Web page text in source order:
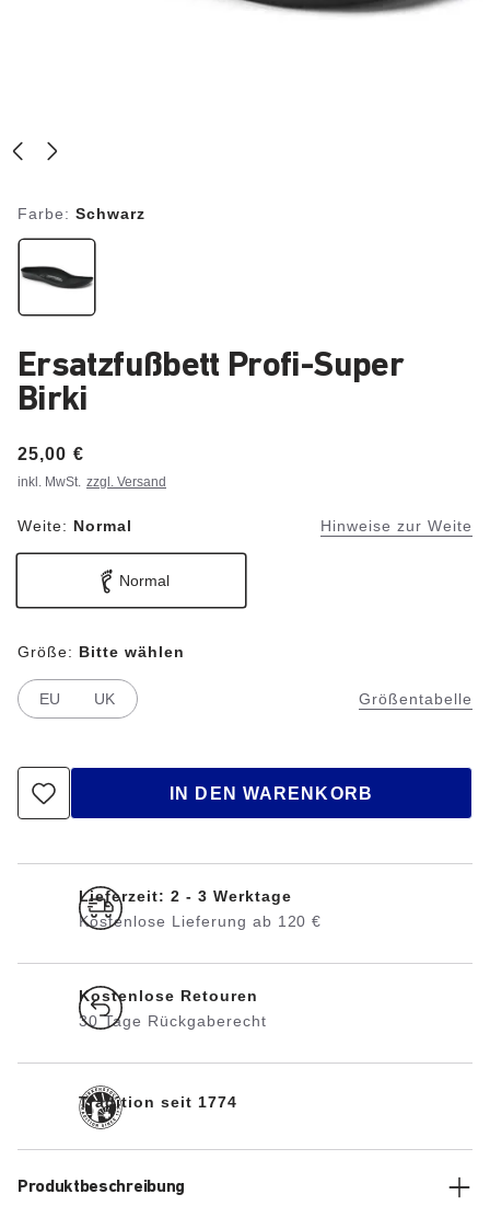
Farbe: Schwarz
Ersatzfußbett Profi-Super
Birki
Price:
25,00 €
inkl. MwSt. zzgl. Versand
Weite: Normal Hinweise zur Weite
Normal
Größentabelle
Größe: Bitte wählen
EU UK
IN DEN WARENKORB
Lieferzeit: 2 - 3 Werktage
Kostenlose Lieferung ab 120 €
Kostenlose Retouren
30 Tage Rückgaberecht
Tradition seit 1774
Produktbeschreibung